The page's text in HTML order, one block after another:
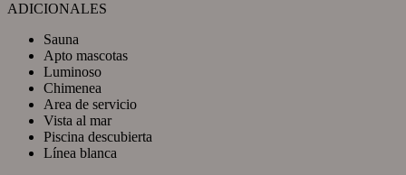
ADICIONALES
Sauna
Apto mascotas
Luminoso
Chimenea
Area de servicio
Vista al mar
Piscina descubierta
Línea blanca